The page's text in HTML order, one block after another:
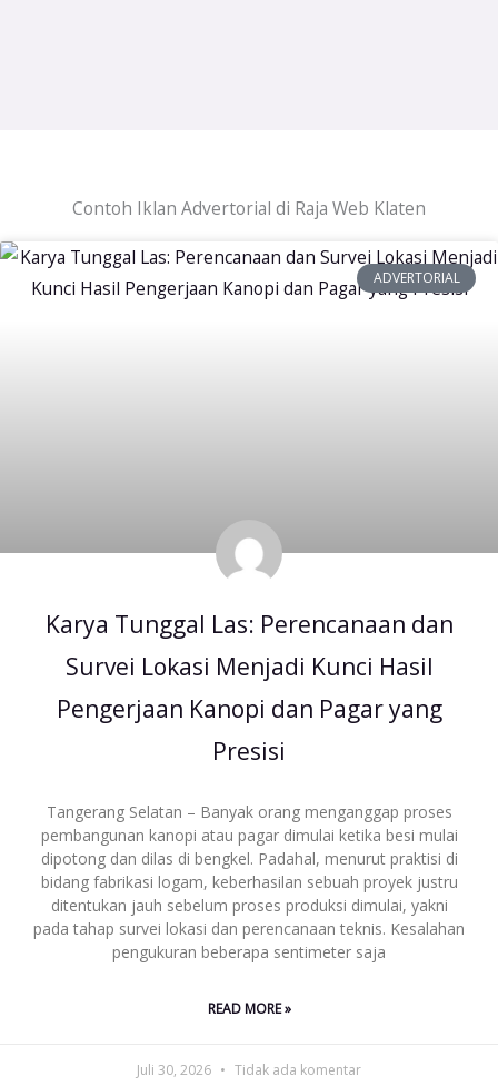
Contoh Iklan Advertorial di Raja Web Klaten
ADVERTORIAL
Karya Tunggal Las: Perencanaan dan
Survei Lokasi Menjadi Kunci Hasil
Pengerjaan Kanopi dan Pagar yang
Presisi
Tangerang Selatan – Banyak orang menganggap proses
pembangunan kanopi atau pagar dimulai ketika besi mulai
dipotong dan dilas di bengkel. Padahal, menurut praktisi di
bidang fabrikasi logam, keberhasilan sebuah proyek justru
ditentukan jauh sebelum proses produksi dimulai, yakni
pada tahap survei lokasi dan perencanaan teknis. Kesalahan
pengukuran beberapa sentimeter saja
READ MORE »
Juli 30, 2026 Tidak ada komentar